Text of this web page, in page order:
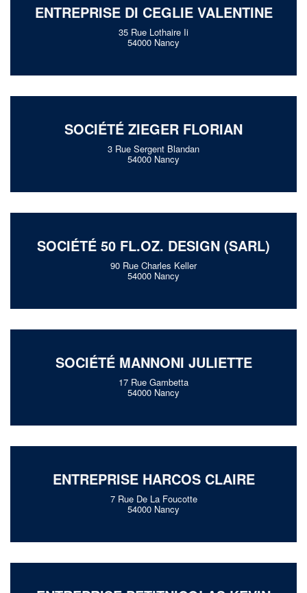
ENTREPRISE DI CEGLIE VALENTINE
35 Rue Lothaire Ii
54000 Nancy
SOCIÉTÉ ZIEGER FLORIAN
3 Rue Sergent Blandan
54000 Nancy
SOCIÉTÉ 50 FL.OZ. DESIGN (SARL)
90 Rue Charles Keller
54000 Nancy
SOCIÉTÉ MANNONI JULIETTE
17 Rue Gambetta
54000 Nancy
ENTREPRISE HARCOS CLAIRE
7 Rue De La Foucotte
54000 Nancy